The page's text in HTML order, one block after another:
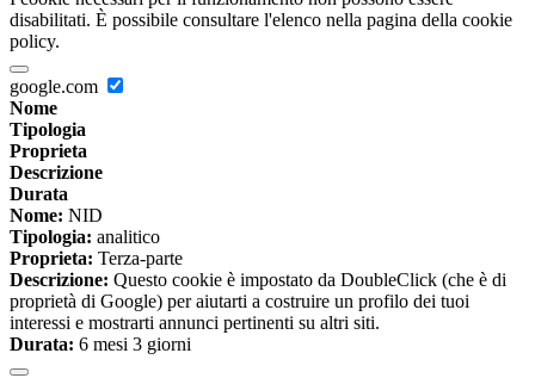
disabilitati. È possibile consultare l'elenco nella pagina della cookie
policy.
google.com
Nome
Tipologia
Proprieta
Descrizione
Durata
Nome: NID
Tipologia: analitico
Proprieta: Terza-parte
Descrizione: Questo cookie è impostato da DoubleClick (che è di
proprietà di Google) per aiutarti a costruire un profilo dei tuoi
interessi e mostrarti annunci pertinenti su altri siti.
Durata: 6 mesi 3 giorni